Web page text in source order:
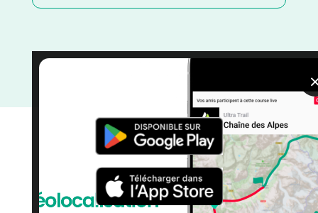
Course à Pied